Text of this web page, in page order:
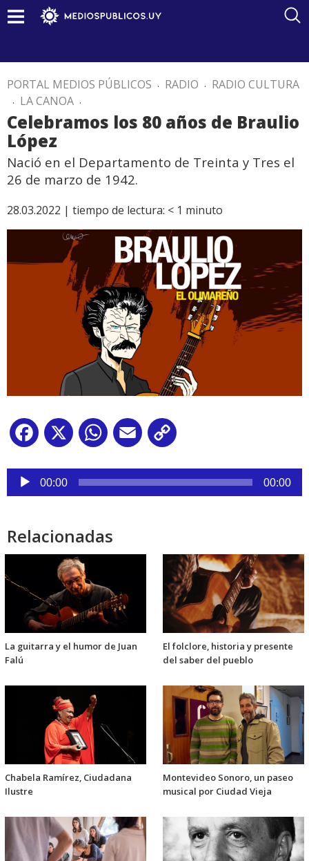
PORTAL MEDIOS PÚBLICOS . RADIO . RADIO CULTURA
. LA CANOA .
Celebramos los 80 años de Braulio
López
Nació en el Departamento de Treinta y Tres el
26 de marzo de 1942.
28.03.2022 | tiempo de lectura: < 1 minuto
Facebook
X WhatsApp
Email
Reproductor
audio
00:00 00:00
Relacionadas
La guitarra y el humor de Juan
Falú
El folclore, historia y presente
del saber del pueblo
Chabela Ramírez, Ciudadana
Ilustre
Montevideo Sonoro, un paseo
musical por Ciudad Vieja